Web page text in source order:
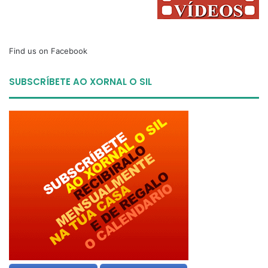
Find us on Facebook
SUBSCRÍBETE AO XORNAL O SIL